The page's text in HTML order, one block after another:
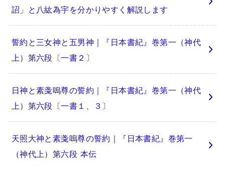
詔」と八紘為宇を分かりやすく解説します
誓約と三女神と五男神｜『日本書紀』巻第一（神代
上）第六段〔一書２〕
日神と素戔嗚尊の誓約｜『日本書紀』巻第一（神代
上）第六段〔一書１、３〕
天照大神と素戔嗚尊の誓約｜『日本書紀』巻第一
（神代上）第六段 本伝